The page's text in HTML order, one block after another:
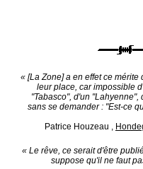
« [La Zone] a en effet ce mérite
leur place, car impossible
"Tabasco", d'un
sans se demander : "Est-ce
Patrice Houzeau ,
« Le rêve, ce serait d'être
suppose qu'il ne faut